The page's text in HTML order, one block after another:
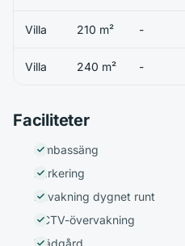
Villa 210 m² -
Villa 240 m² -
Faciliteter
Simbassäng
Parkering
Bevakning dygnet runt
CCTV-övervakning
Trädgård